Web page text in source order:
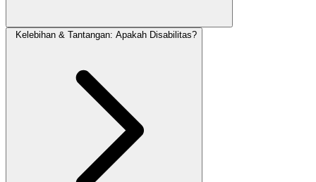
Kelebihan & Tantangan: Apakah Disabilitas?